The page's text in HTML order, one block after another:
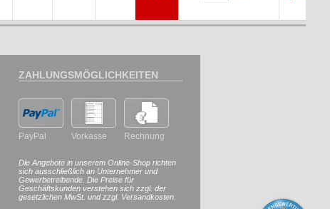
ZAHLUNGSMÖGLICHKEITEN
PayPal Vorkasse Rechnung
Die Angebote in unserem Online-Shop richten
sich ausschließlich an Unternehmer und
Gewerbetreibende. Die Preise für
Geschäftskunden verstehen sich zzgl. der
gesetzlichen MwSt. und zzgl. Versandkosten.